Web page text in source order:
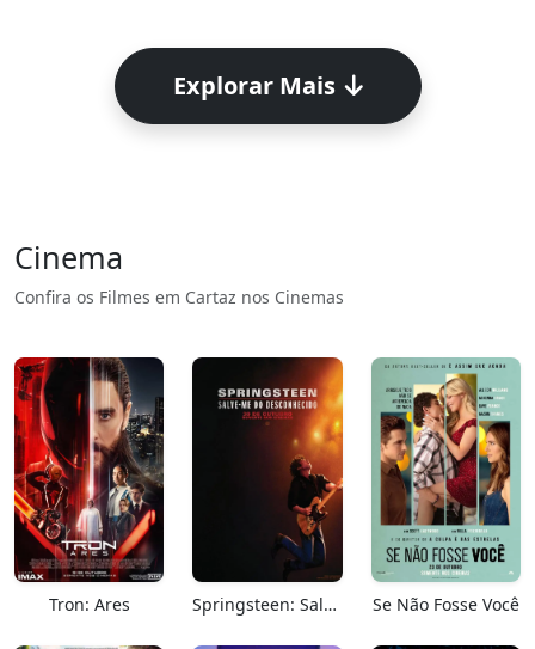
Explorar Mais
Cinema
Confira os Filmes em Cartaz nos Cinemas
Tron: Ares Springsteen: Salve-me Do Desconhecido Se Não Fosse Você